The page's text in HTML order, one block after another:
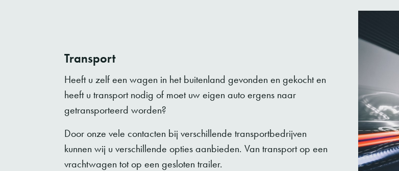
Transport
Heeft u zelf een wagen in het buitenland gevonden en gekocht en
heeft u transport nodig of moet uw eigen auto ergens naar
getransporteerd worden?
Door onze vele contacten bij verschillende transportbedrijven
kunnen wij u verschillende opties aanbieden. Van transport op een
vrachtwagen tot op een gesloten trailer.